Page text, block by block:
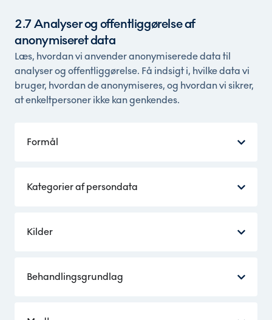
2.7 Analyser og offentliggørelse af
anonymiseret data
Læs, hvordan vi anvender anonymiserede data til
analyser og offentliggørelse. Få indsigt i, hvilke data vi
bruger, hvordan de anonymiseres, og hvordan vi sikrer,
at enkeltpersoner ikke kan genkendes.
Formål
Kategorier af persondata
Kilder
Behandlingsgrundlag